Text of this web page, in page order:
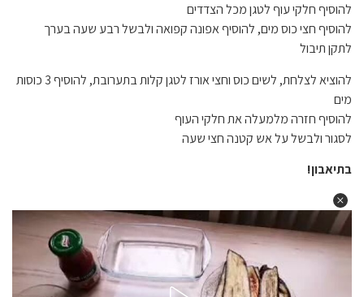
להוסיף חלקי עוף לטגן מכל הצדדים
להוסיף חצי כוס מים, להוסיף אפונה קפואה ולבשל רבע שעה בערך
לתקן תיבול
להוציא לצלחת, לשים כוס וחצי אורז לטגן קלות בתערובת, להוסיף 3 כוסות
מים
להוסיף חזרה מלמעלה את חלקי העוף
לסגור ולבשל על אש קטנה חצי שעה
בתיאבון!